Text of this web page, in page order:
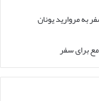
برای سفر